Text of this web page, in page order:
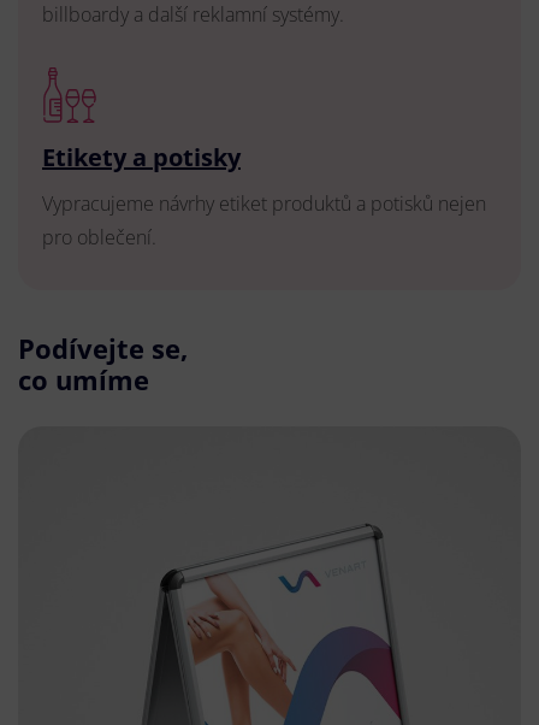
billboardy a další reklamní systémy.
Etikety a potisky
Vypracujeme návrhy etiket produktů a potisků nejen
pro oblečení.
Podívejte se,
co umíme